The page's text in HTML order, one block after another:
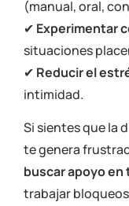
(manual, oral,
✔ Experimentar
situaciones
✔ Reducir el
intimidad.
Si sientes que la
te genera
buscar apoyo en
trabajar